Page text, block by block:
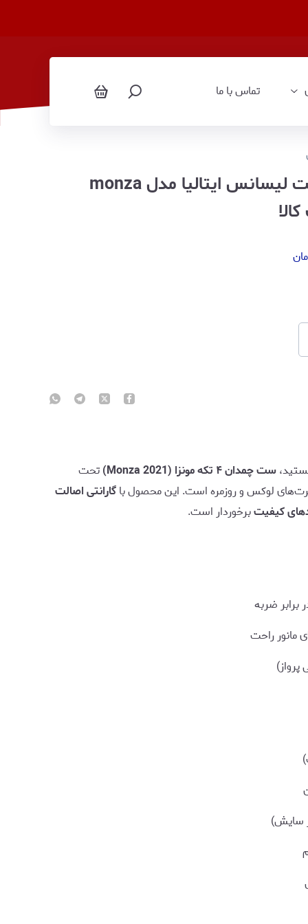
تماس با ما
ست چمدان ۴ تکه برند مونزا تحت لیسانس ایتالیا مدل monza
ست چمدان ۴ تکه مونزا (Monza 2021)
تحت
لوکس و روزمره است. این محصول باگارانتی اصالت
کیفیتبرخوردار است.
مانور راحت
پرواز)
سایش)